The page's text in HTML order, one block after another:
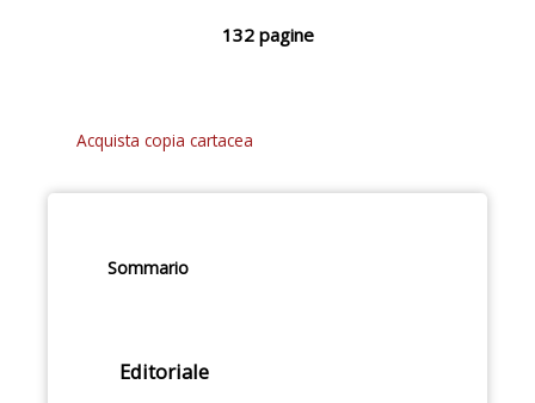
132 pagine
Acquista copia cartacea
Sommario
Editoriale